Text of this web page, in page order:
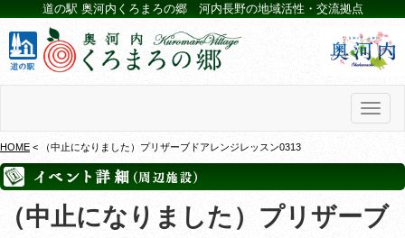
道の駅 奥河内くろまろの郷 河内長野の地域活性・交流拠点
HOME < （中止になりました）プリザーブドアレンジレッスン0313
（中止になりました）プリザーブ